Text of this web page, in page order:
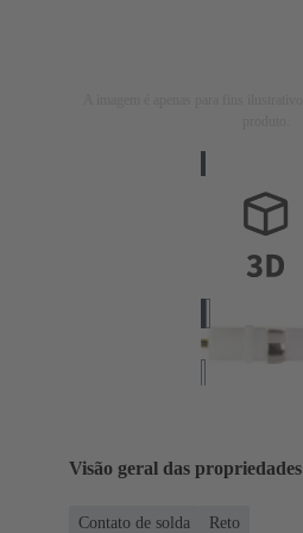
Visão geral das propriedades
Contato de solda
Reto